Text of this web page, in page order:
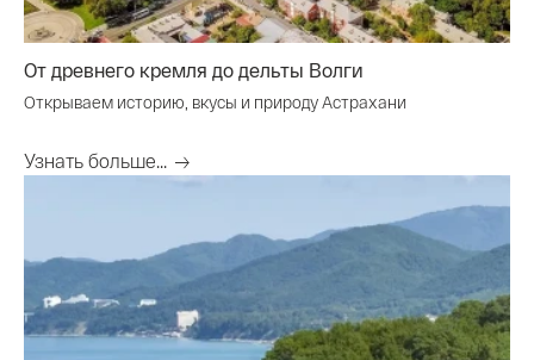
От древнего кремля до дельты Волги
Открываем историю, вкусы и природу Астрахани
Узнать больше...